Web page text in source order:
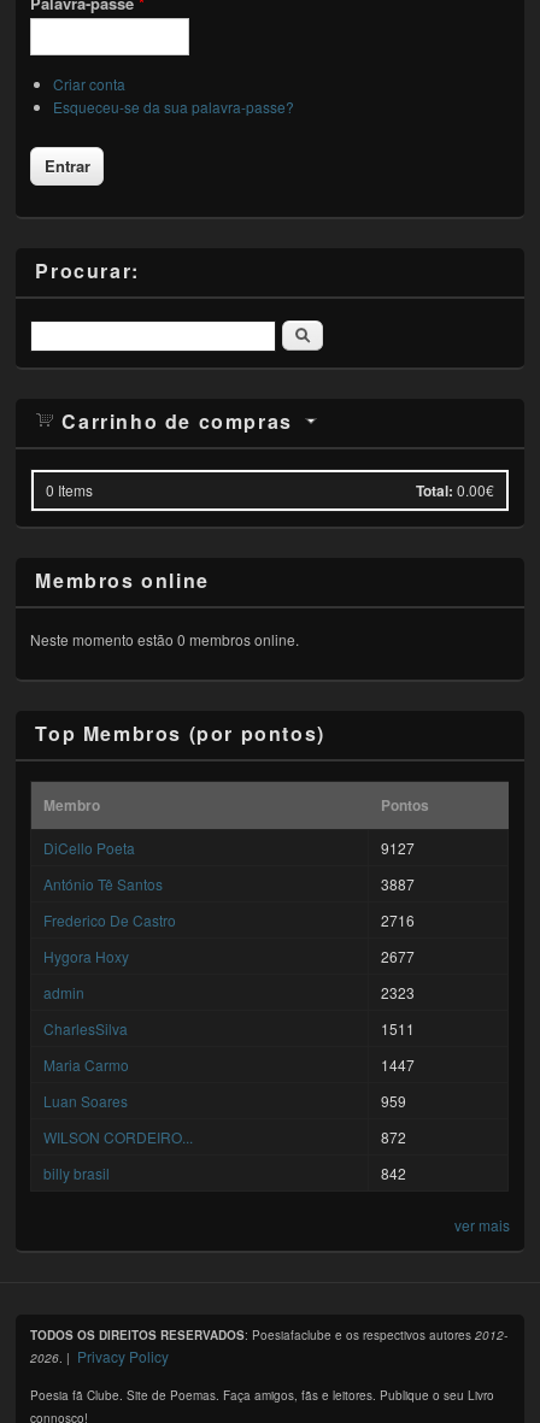
Criar conta
Esqueceu-se da sua palavra-passe?
Procurar:
Pesquisar
Carrinho de compras
0 Items Total: 0.00€
Membros online
Neste momento estão 0 membros online.
Top Membros (por pontos)
Membro Pontos
DiCello Poeta
9127
António Tê Santos
3887
Frederico De Castro
2716
Hygora Hoxy
2677
admin
2323
CharlesSilva
1511
Maria Carmo
1447
Luan Soares
959
WILSON CORDEIRO...
872
billy brasil
842
ver mais
TODOS OS DIREITOS RESERVADOS: Poesiafaclube e os respectivos autores2012-
2026. | Privacy Policy
Poesia fã Clube. Site de Poemas. Faça amigos, fãs e leitores. Publique o seu Livro
connosco!